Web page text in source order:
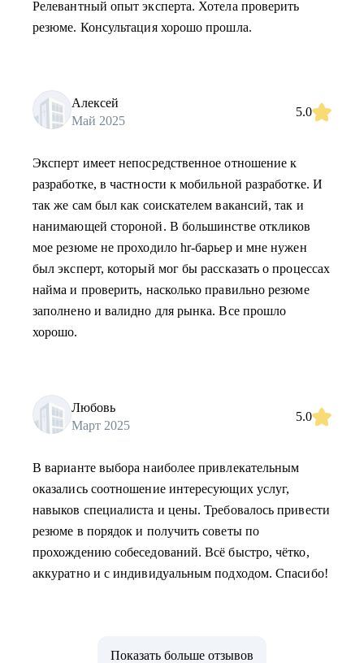
Релевантный опыт эксперта. Хотела проверить
резюме. Консультация хорошо прошла.
Алексей
Май 2025
5.0
Эксперт имеет непосредственное отношение к
разработке, в частности к мобильной разработке. И
так же сам был как соискателем вакансий, так и
нанимающей стороной. В большинстве откликов
мое резюме не проходило hr-барьер и мне нужен
был эксперт, который мог бы рассказать о процессах
найма и проверить, насколько правильно резюме
заполнено и валидно для рынка. Все прошло
хорошо.
Любовь
Март 2025
5.0
В варианте выбора наиболее привлекательным
оказались соотношение интересующих услуг,
навыков специалиста и цены. Требовалось привести
резюме в порядок и получить советы по
прохождению собеседований. Всё быстро, чётко,
аккуратно и с индивидуальным подходом. Спасибо!
Показать больше отзывов